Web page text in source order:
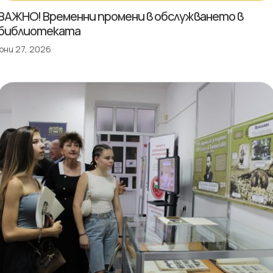
Временни промени в обслужването в
27, 2026